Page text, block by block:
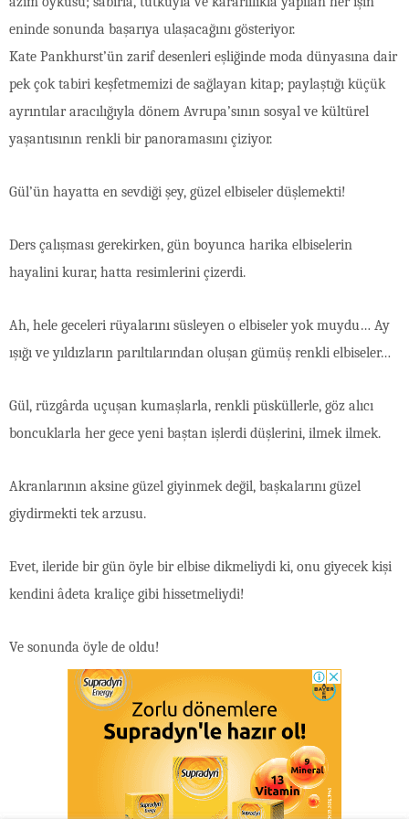
eninde sonunda başarıya ulaşacağını gösteriyor.
Kate Pankhurst’ün zarif desenleri eşliğinde moda dünyasına dair
pek çok tabiri keşfetmemizi de sağlayan kitap; paylaştığı küçük
ayrıntılar aracılığıyla dönem Avrupa’sının sosyal ve kültürel
yaşantısının renkli bir panoramasını çiziyor.
Gül’ün hayatta en sevdiği şey, güzel elbiseler düşlemekti!
Ders çalışması gerekirken, gün boyunca harika elbiselerin
hayalini kurar, hatta resimlerini çizerdi.
Ah, hele geceleri rüyalarını süsleyen o elbiseler yok muydu… Ay
ışığı ve yıldızların parıltılarından oluşan gümüş renkli elbiseler…
Gül, rüzgârda uçuşan kumaşlarla, renkli püsküllerle, göz alıcı
boncuklarla her gece yeni baştan işlerdi düşlerini, ilmek ilmek.
Akranlarının aksine güzel giyinmek değil, başkalarını güzel
giydirmekti tek arzusu.
Evet, ileride bir gün öyle bir elbise dikmeliydi ki, onu giyecek kişi
kendini âdeta kraliçe gibi hissetmeliydi!
Ve sonunda öyle de oldu!